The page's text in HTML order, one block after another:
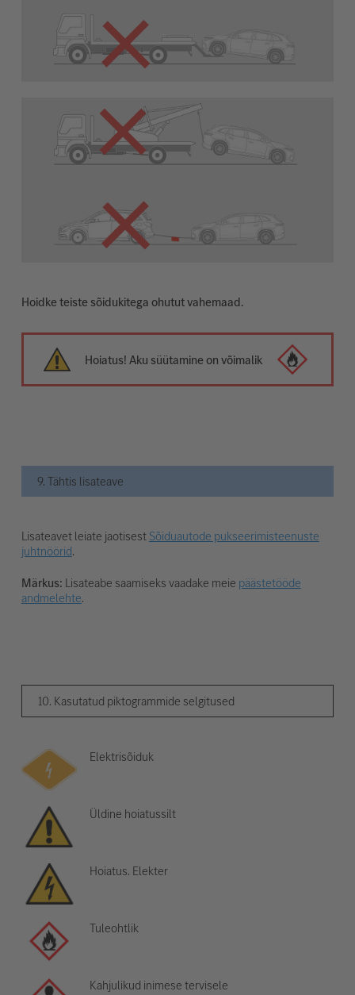
Hoidke teiste sõidukitega ohutut vahemaad.
Hoiatus! Aku süütamine on võimalik
9. Tähtis lisateave
Lisateavet leiate jaotisestSõiduautode pukseerimisteenuste
juhtnöörid.
Märkus: Lisateabe saamiseks vaadake meie päästetööde
andmelehte.
10. Kasutatud piktogrammide selgitused
Elektrisõiduk
Üldine hoiatussilt
Hoiatus. Elekter
Tuleohtlik
Kahjulikud inimese tervisele